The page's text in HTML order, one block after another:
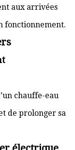
aux arrivées
fonctionnement.
chauffe-eau
de prolonger sa